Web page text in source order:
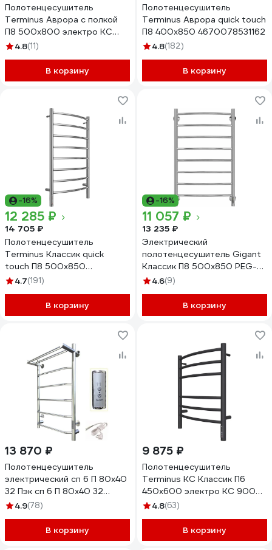
Полотенцесушитель
Terminus Аврора с полкой
П8 500x800 электро КС
9003 матовый
4.8(11)
В корзину
Полотенцесушитель
Terminus Аврора quick touch
П8 400x850 4670078531162
4.8(182)
В корзину
-16%
12 285 ₽
14 705 ₽
Полотенцесушитель
Terminus Классик quick
touch П8 500x850
4670078531360
4.7(191)
В корзину
-16%
11 057 ₽
13 235 ₽
Электрический
полотенцесушитель Gigant
Классик П8 500x850 PEG-
10-00
4.6(9)
В корзину
13 870 ₽
Полотенцесушитель
электрический сп 6 П 80х40
32 Пэк сп 6 П 80х40 32
Тругор 00267363 00-
4.9(78)
В корзину
9 875 ₽
Полотенцесушитель
Terminus КС Классик П6
450x600 электро КС 9005
матовый 4670078527578
4.8(63)
В корзину